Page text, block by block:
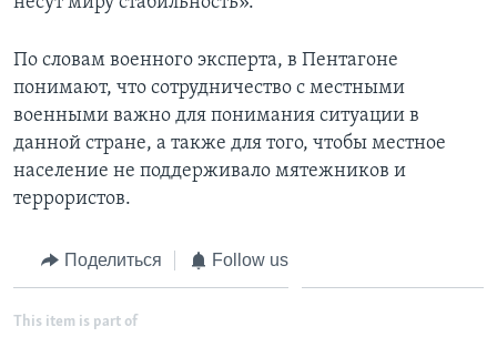
По словам военного эксперта, в Пентагоне
понимают, что сотрудничество с местными
военными важно для понимания ситуации в
данной стране, а также для того, чтобы местное
население не поддерживало мятежников и
террористов.
Поделиться Follow us
This item is part of